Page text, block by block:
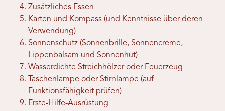
Zusätzliches Essen
Karten und Kompass (und Kenntnisse über deren
Verwendung)
Sonnenschutz (Sonnenbrille, Sonnencreme,
Lippenbalsam und Sonnenhut)
Wasserdichte Streichhölzer oder Feuerzeug
Taschenlampe oder Stirnlampe (auf
Funktionsfähigkeit prüfen)
Erste-Hilfe-Ausrüstung